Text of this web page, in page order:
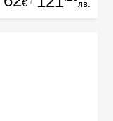
€ лв.